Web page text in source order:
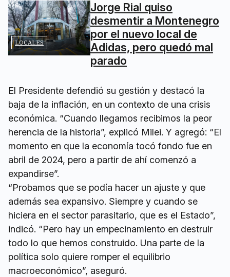
LOCALES
Jorge Rial quiso
desmentir a Montenegro
por el nuevo local de
Adidas, pero quedó mal
parado
El Presidente defendió su gestión y destacó la
baja de la inflación, en un contexto de una crisis
económica. “Cuando llegamos recibimos la peor
herencia de la historia”, explicó Milei. Y agregó: “El
momento en que la economía tocó fondo fue en
abril de 2024, pero a partir de ahí comenzó a
expandirse”.
“Probamos que se podía hacer un ajuste y que
además sea expansivo. Siempre y cuando se
hiciera en el sector parasitario, que es el Estado”,
indicó. “Pero hay un empecinamiento en destruir
todo lo que hemos construido. Una parte de la
política solo quiere romper el equilibrio
macroeconómico”, aseguró.